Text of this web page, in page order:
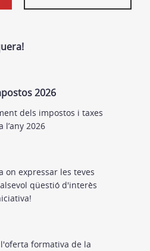
2026
dels impostos i taxes
2026
on expressar les teves
qüestió d'interès
formativa de la